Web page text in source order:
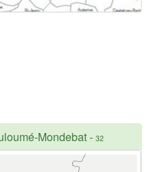
Mondebat- 32